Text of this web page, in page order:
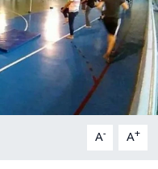
A- A+